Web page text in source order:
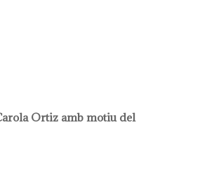
Ortiz amb motiu del